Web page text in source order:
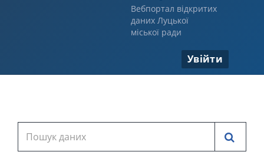
Вебпортал відкритих
даних Луцької
міської ради
Увійти